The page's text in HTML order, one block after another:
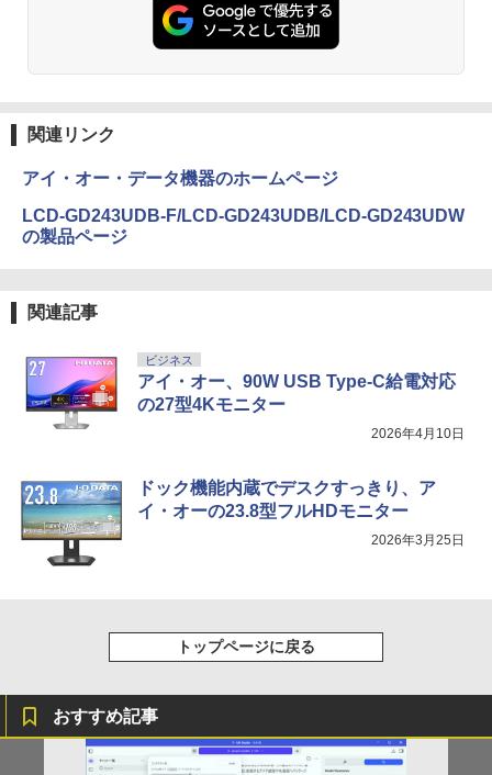
関連リンク
アイ・オー・データ機器のホームページ
LCD-GD243UDB-F/LCD-GD243UDB/LCD-GD243UDW
の製品ページ
関連記事
ビジネス
アイ・オー、90W USB Type-C給電対応
の27型4Kモニター
2026年4月10日
ドック機能内蔵でデスクすっきり、ア
イ・オーの23.8型フルHDモニター
2026年3月25日
トップページに戻る
おすすめ記事